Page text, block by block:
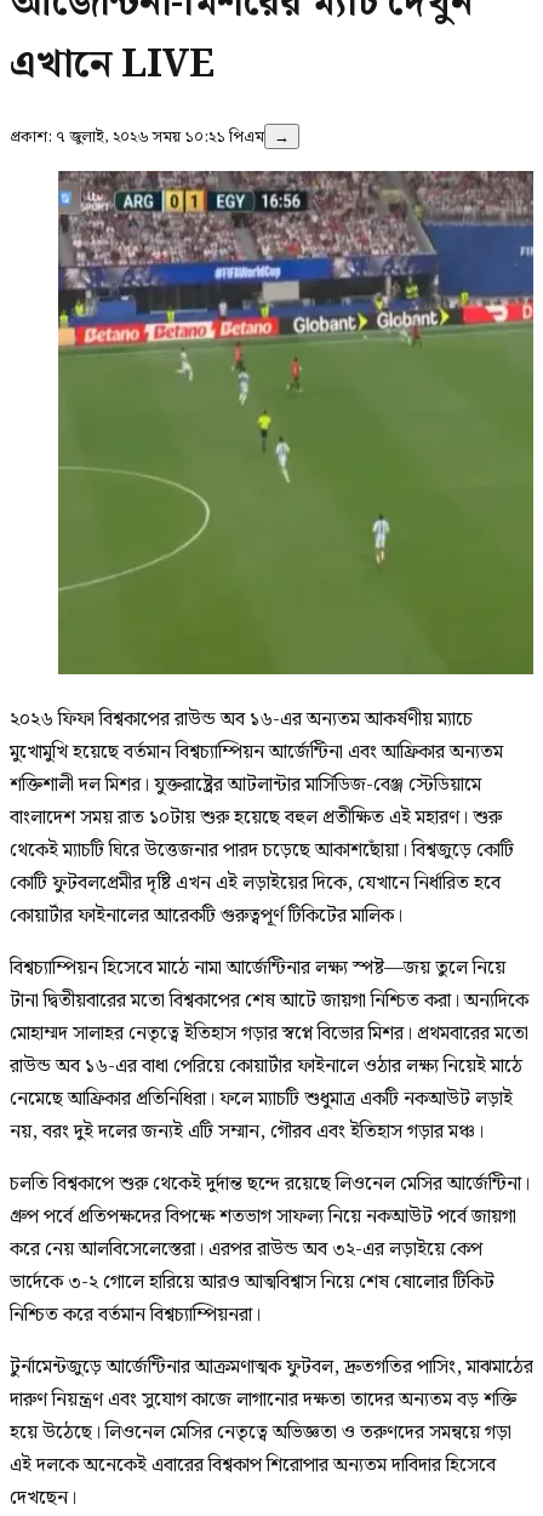
এখানে LIVE
প্রকাশ: ৭ জুলাই, ২০২৬ সময় ১০:২১ পিএম →
২০২৬ ফিফা বিশ্বকাপের রাউন্ড অব ১৬-এর অন্যতম আকর্ষণীয় ম্যাচে
মুখোমুখি হয়েছে বর্তমান বিশ্বচ্যাম্পিয়ন আর্জেন্টিনা এবং আফ্রিকার অন্যতম
শক্তিশালী দল মিশর। যুক্তরাষ্ট্রের আটলান্টার মার্সিডিজ-বেঞ্জ স্টেডিয়ামে
বাংলাদেশ সময় রাত ১০টায় শুরু হয়েছে বহুল প্রতীক্ষিত এই মহারণ। শুরু
থেকেই ম্যাচটি ঘিরে উত্তেজনার পারদ চড়েছে আকাশছোঁয়া। বিশ্বজুড়ে কোটি
কোটি ফুটবলপ্রেমীর দৃষ্টি এখন এই লড়াইয়ের দিকে, যেখানে নির্ধারিত হবে
কোয়ার্টার ফাইনালের আরেকটি গুরুত্বপূর্ণ টিকিটের মালিক।
বিশ্বচ্যাম্পিয়ন হিসেবে মাঠে নামা আর্জেন্টিনার লক্ষ্য স্পষ্ট—জয় তুলে নিয়ে
টানা দ্বিতীয়বারের মতো বিশ্বকাপের শেষ আটে জায়গা নিশ্চিত করা। অন্যদিকে
মোহাম্মদ সালাহর নেতৃত্বে ইতিহাস গড়ার স্বপ্নে বিভোর মিশর। প্রথমবারের মতো
রাউন্ড অব ১৬-এর বাধা পেরিয়ে কোয়ার্টার ফাইনালে ওঠার লক্ষ্য নিয়েই মাঠে
নেমেছে আফ্রিকার প্রতিনিধিরা। ফলে ম্যাচটি শুধুমাত্র একটি নকআউট লড়াই
নয়, বরং দুই দলের জন্যই এটি সম্মান, গৌরব এবং ইতিহাস গড়ার মঞ্চ।
চলতি বিশ্বকাপে শুরু থেকেই দুর্দান্ত ছন্দে রয়েছে লিওনেল মেসির আর্জেন্টিনা।
গ্রুপ পর্বে প্রতিপক্ষদের বিপক্ষে শতভাগ সাফল্য নিয়ে নকআউট পর্বে জায়গা
করে নেয় আলবিসেলেস্তেরা। এরপর রাউন্ড অব ৩২-এর লড়াইয়ে কেপ
ভার্দেকে ৩-২ গোলে হারিয়ে আরও আত্মবিশ্বাস নিয়ে শেষ ষোলোর টিকিট
নিশ্চিত করে বর্তমান বিশ্বচ্যাম্পিয়নরা।
টুর্নামেন্টজুড়ে আর্জেন্টিনার আক্রমণাত্মক ফুটবল, দ্রুতগতির পাসিং, মাঝমাঠের
দারুণ নিয়ন্ত্রণ এবং সুযোগ কাজে লাগানোর দক্ষতা তাদের অন্যতম বড় শক্তি
হয়ে উঠেছে। লিওনেল মেসির নেতৃত্বে অভিজ্ঞতা ও তরুণদের সমন্বয়ে গড়া
এই দলকে অনেকেই এবারের বিশ্বকাপ শিরোপার অন্যতম দাবিদার হিসেবে
দেখছেন।